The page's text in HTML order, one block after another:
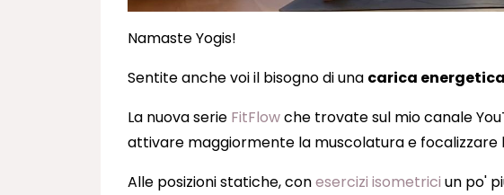
Namaste Yogis!
Sentite anche voi il bisogno di una carica energetica
La nuova serie FitFlowche trovate sul mio canale
attivare maggiormente la muscolatura e focalizzare
Alle posizioni statiche, conesercizi isometrici un po'